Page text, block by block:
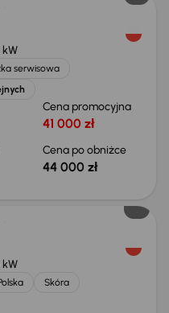
kW
serwisowa
Cena promocyjna
41 000 zł
Cena po obniżce
44 000 zł
kW
Skóra